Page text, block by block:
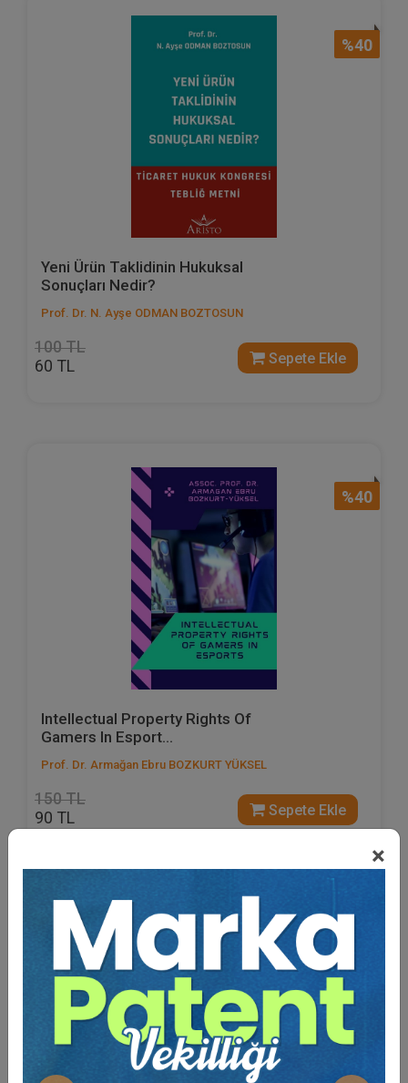
×
%40
Yeni Ürün Taklidinin Hukuksal
Sonuçları Nedir?
Prof. Dr. N. Ayşe ODMAN BOZTOSUN
100 TL
60 TL Sepete Ekle
%40
Intellectual Property Rights Of
Gamers In Esport...
Prof. Dr. Armağan Ebru BOZKURT YÜKSEL
150 TL
90 TL Sepete Ekle